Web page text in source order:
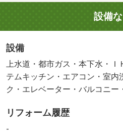
設備
設備
上水道・都市ガス・本下水・Ｉ
テムキッチン・エアコン・室内
ク・エレベーター・バルコニー
リフォーム履歴
-